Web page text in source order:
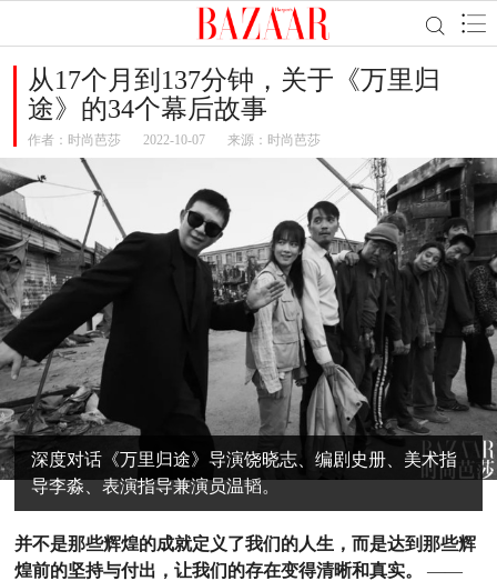
从17个月到137分钟，关于《万里归
途》的34个幕后故事
作者： 时尚芭莎 2022-10-07 来源：时尚芭莎
深度对话《万里归途》导演饶晓志、编剧史册、美术指
导李淼、表演指导兼演员温韬。
并不是那些辉煌的成就定义了我们的人生，而是达到那些辉
煌前的坚持与付出，让我们的存在变得清晰和真实。
——